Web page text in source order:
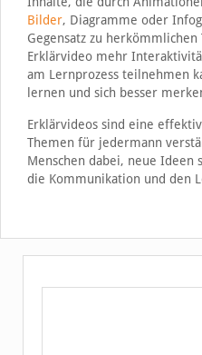
Bilder, Diagramme oder
Gegensatz zu
Erklärvideo mehr
am Lernprozess teilnehmen
lernen und sich besser
Erklärvideos sind eine
Themen für jedermann
Menschen dabei, neue Ideen
die Kommunikation und den